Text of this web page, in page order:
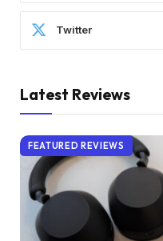
Twitter
Latest Reviews
FEATURED REVIEWS